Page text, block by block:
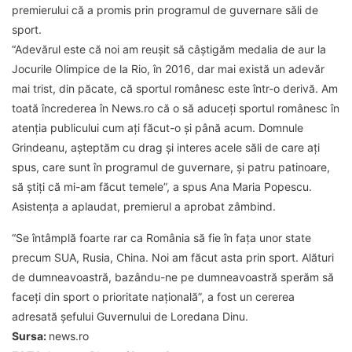
premierului că a promis prin programul de guvernare săli de
sport.
“Adevărul este că noi am reuşit să câştigăm medalia de aur la
Jocurile Olimpice de la Rio, în 2016, dar mai există un adevăr
mai trist, din păcate, că sportul românesc este într-o derivă. Am
toată încrederea în News.ro că o să aduceţi sportul românesc în
atenţia publicului cum aţi făcut-o şi până acum. Domnule
Grindeanu, aşteptăm cu drag şi interes acele săli de care aţi
spus, care sunt în programul de guvernare, şi patru patinoare,
să ştiţi că mi-am făcut temele”, a spus Ana Maria Popescu.
Asistenţa a aplaudat, premierul a aprobat zâmbind.
“Se întâmplă foarte rar ca România să fie în faţa unor state
precum SUA, Rusia, China. Noi am făcut asta prin sport. Alături
de dumneavoastră, bazându-ne pe dumneavoastră sperăm să
faceţi din sport o prioritate naţională”, a fost un cererea
adresată şefului Guvernului de Loredana Dinu.
Sursa: news.ro